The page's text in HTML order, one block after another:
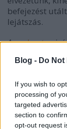
Blog - Do
If you wish to
processing of
targeted
section to
opt-out request
befejezést
lejátszás.
Apodcast
on és az iTunes